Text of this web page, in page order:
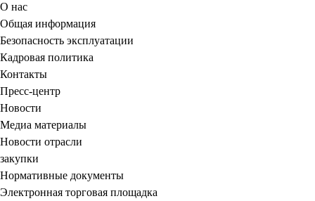
О нас
Общая информация
Безопасность эксплуатации
Кадровая политика
Контакты
Пресс-центр
Новости
Медиа материалы
Новости отрасли
закупки
Нормативные документы
Электронная торговая площадка